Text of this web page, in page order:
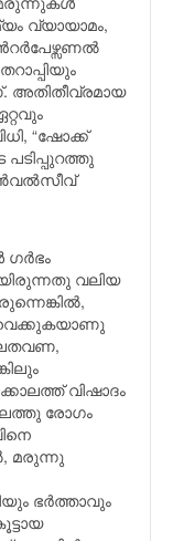
വ്യായാമം,
അതിതീവ്രമായ
“ഷോക്ക്
പടിപ്പുറത്തു
ഗര്‍ഭം
വലിയ
വിഷാദം
രോഗം
മരുന്നു
ഭര്‍ത്താവും